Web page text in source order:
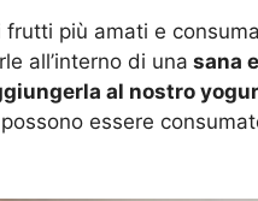
più amati e
all’interno di una sana
al nostro
essere